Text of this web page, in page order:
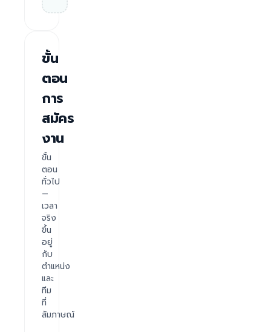
ขั้น
ตอน
การ
สมัคร
งาน
ขั้น
ตอน
ทั่วไป
—
เวลา
จริง
ขึ้น
อยู่
กับ
ตำแหน่ง
และ
ทีม
ที่
สัมภาษณ์